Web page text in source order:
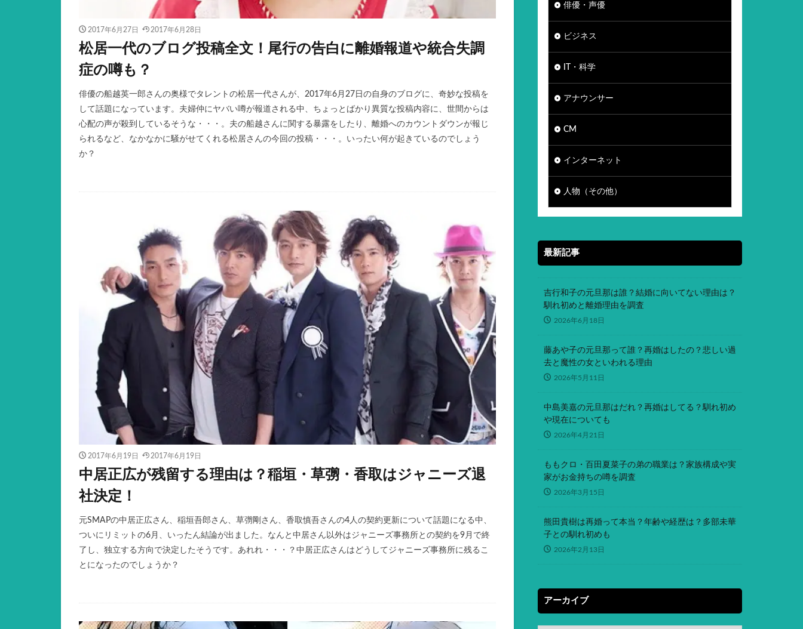
2017年6月27日 2017年6月28日
松居一代のブログ投稿全文！尾行の告白に離婚報道や統合失調
症の噂も？
俳優の船越英一郎さんの奥様でタレントの松居一代さんが、2017年6月27日の自身のブログに、奇妙な投稿を
して話題になっています。夫婦仲にヤバい噂が報道される中、ちょっとばかり異質な投稿内容に、世間からは
心配の声が殺到しているそうな・・・。夫の船越さんに関する暴露をしたり、離婚へのカウントダウンが報じ
られるなど、なかなかに騒がせてくれる松居さんの今回の投稿・・・。いったい何が起きているのでしょう
か？
2017年6月19日 2017年6月19日
中居正広が残留する理由は？稲垣・草彅・香取はジャニーズ退
社決定！
元SMAPの中居正広さん、稲垣吾郎さん、草彅剛さん、香取慎吾さんの4人の契約更新について話題になる中、
ついにリミットの6月、いったん結論が出ました。なんと中居さん以外はジャニーズ事務所との契約を9月で終
了し、独立する方向で決定したそうです。あれれ・・・？中居正広さんはどうしてジャニーズ事務所に残るこ
とになったのでしょうか？
俳優・声優
ビジネス
IT・科学
アナウンサー
CM
インターネット
人物（その他）
最新記事
吉行和子の元旦那は誰？結婚に向いてない理由は？
馴れ初めと離婚理由を調査
2026年6月18日
藤あや子の元旦那って誰？再婚はしたの？悲しい過
去と魔性の女といわれる理由
2026年5月11日
中島美嘉の元旦那はだれ？再婚はしてる？馴れ初め
や現在についても
2026年4月21日
ももクロ・百田夏菜子の弟の職業は？家族構成や実
家がお金持ちの噂を調査
2026年3月15日
熊田貴樹は再婚って本当？年齢や経歴は？多部未華
子との馴れ初めも
2026年2月13日
アーカイブ